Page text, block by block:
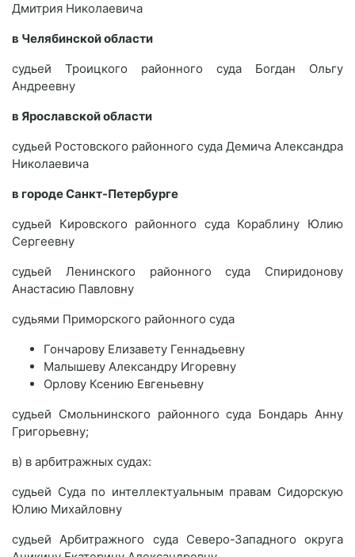
Дмитрия Николаевича
в Челябинской области
судьей Троицкого районного суда Богдан Ольгу
Андреевну
в Ярославской области
судьей Ростовского районного суда Демича Александра
Николаевича
в городе Санкт-Петербурге
судьей Кировского районного суда Кораблину Юлию
Сергеевну
судьей Ленинского районного суда Спиридонову
Анастасию Павловну
судьями Приморского районного суда
Гончарову Елизавету Геннадьевну
Малышеву Александру Игоревну
Орлову Ксению Евгеньевну
судьей Смольнинского районного суда Бондарь Анну
Григорьевну;
в) в арбитражных судах:
судьей Суда по интеллектуальным правам Сидорскую
Юлию Михайловну
судьей Арбитражного суда Северо-Западного округа